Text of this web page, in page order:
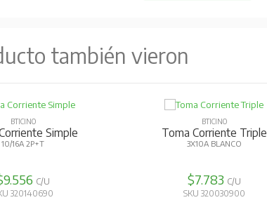
también vieron
BTICINO
Simple
10/16A 2P+T
C/U
320140690
BTICINO
Toma Corriente Triple
3X10A BLANCO
$7.783 C/U
SKU 320030900